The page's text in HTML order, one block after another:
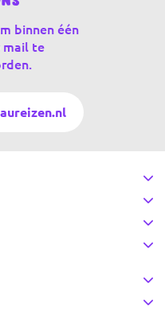
binnen één
mail te